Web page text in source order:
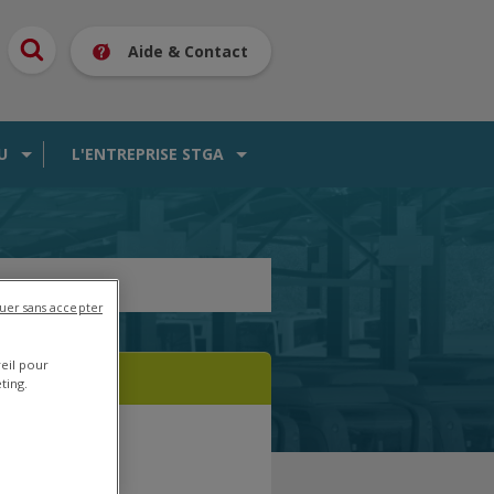
Aide & Contact
L'ENTREPRISE STGA
pour
sans accepter